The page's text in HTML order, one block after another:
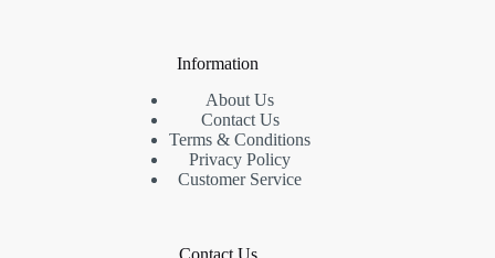
Information
About Us
Contact Us
Terms & Conditions
Privacy Policy
Customer Service